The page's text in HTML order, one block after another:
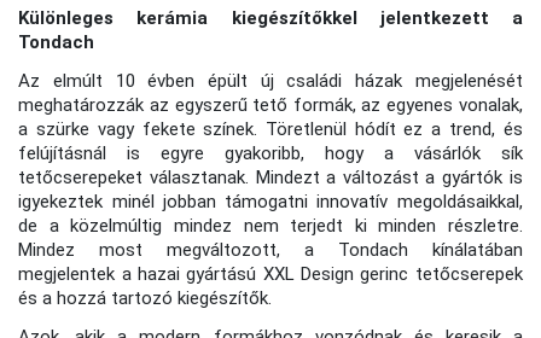
Különleges kerámia kiegészítőkkel jelentkezett a
Tondach
Az elmúlt 10 évben épült új családi házak megjelenését
meghatározzák az egyszerű tető formák, az egyenes vonalak,
a szürke vagy fekete színek. Töretlenül hódít ez a trend, és
felújításnál is egyre gyakoribb, hogy a vásárlók sík
tetőcserepeket választanak. Mindezt a változást a gyártók is
igyekeztek minél jobban támogatni innovatív megoldásaikkal,
de a közelmúltig mindez nem terjedt ki minden részletre.
Mindez most megváltozott, a Tondach kínálatában
megjelentek a hazai gyártású XXL Design gerinc tetőcserepek
és a hozzá tartozó kiegészítők.